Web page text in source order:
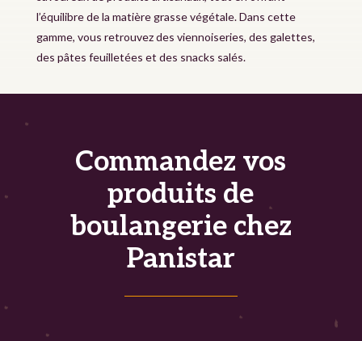
l’équilibre de la matière grasse végétale. Dans cette
gamme, vous retrouvez des viennoiseries, des galettes,
des pâtes feuilletées et des snacks salés.
Commandez vos
produits de
boulangerie chez
Panistar